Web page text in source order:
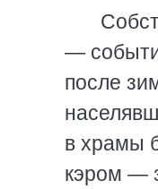
—
после
в храмы
кэром —